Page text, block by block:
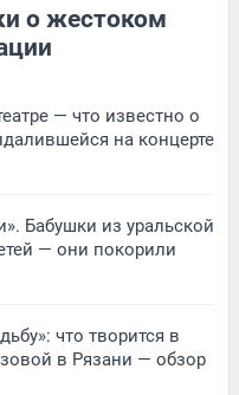
о жестоком
— что известно о
на концерте
Бабушки из уральской
— они покорили
что творится в
в Рязани — обзор